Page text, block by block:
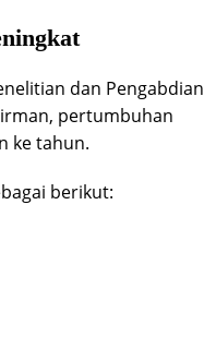
dan Pengabdian
pertumbuhan
ke tahun.
berikut: